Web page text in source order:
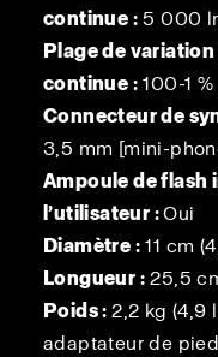
continue : 5 000
Plage de
continue : 100-1 %
Connecteur de
3,5 mm [mini-
Ampoule de flash
l’utilisateur :Oui
Diamètre : 11 cm
Longueur : 25,5
Poids :2,2 kg (4,9
adaptateur de